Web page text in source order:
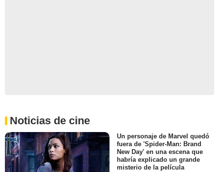
Noticias de cine
Un personaje de Marvel quedó
fuera de 'Spider-Man: Brand
New Day' en una escena que
habría explicado un grande
misterio de la película